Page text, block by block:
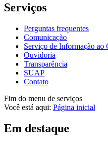
Serviços
Perguntas frequentes
Comunicação
Serviço de Informação ao
Ouvidoria
Transparência
SUAP
Contato
Fim do menu de serviços
Você está aqui: Página inicial
Em destaque